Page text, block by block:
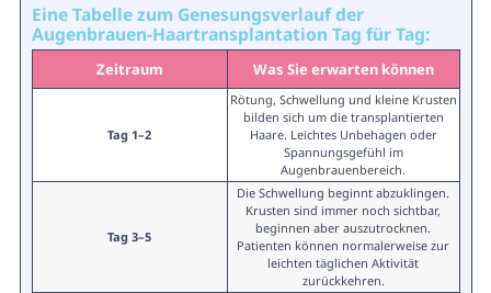
Eine Tabelle zum Genesungsverlauf der
Augenbrauen-Haartransplantation Tag für Tag:
Zeitraum Was Sie erwarten können
Tag 1–2
Rötung, Schwellung und kleine Krusten
bilden sich um die transplantierten
Haare. Leichtes Unbehagen oder
Spannungsgefühl im
Augenbrauenbereich.
Tag 3–5
Die Schwellung beginnt abzuklingen.
Krusten sind immer noch sichtbar,
beginnen aber auszutrocknen.
Patienten können normalerweise zur
leichten täglichen Aktivität
zurückkehren.